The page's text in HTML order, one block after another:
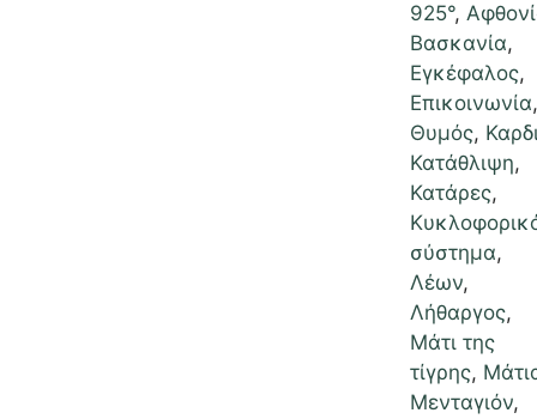
925°,
Βασκανία,
Εγκέφαλος,
Επικοινωνία,
Θυμός,
Κατάθλιψη,
Κατάρες,
σύστημα,
Λέων,
Λήθαργος,
Μάτι της
τίγρης,
Μενταγιόν,